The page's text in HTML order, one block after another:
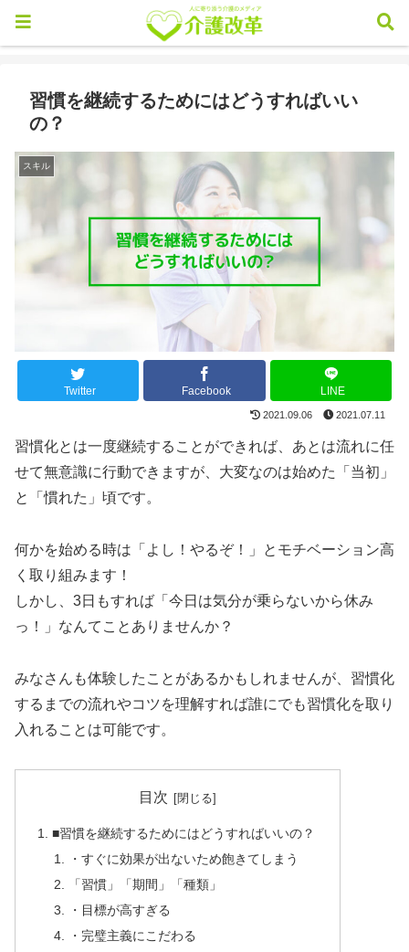
習慣を継続するためにはどうすればいい
の？
スキル
Twitter Facebook LINE
2021.09.06 2021.07.11
習慣化とは一度継続することができれば、あとは流れに任
せて無意識に行動できますが、大変なのは始めた「当初」
と「慣れた」頃です。
何かを始める時は「よし！やるぞ！」とモチベーション高
く取り組みます！
しかし、3日もすれば「今日は気分が乗らないから休み
っ！」なんてことありませんか？
みなさんも体験したことがあるかもしれませんが、習慣化
するまでの流れやコツを理解すれば誰にでも習慣化を取り
入れることは可能です。
目次
■習慣を継続するためにはどうすればいいの？
・すぐに効果が出ないため飽きてしまう
「習慣」「期間」「種類」
・目標が高すぎる
・完璧主義にこだわる